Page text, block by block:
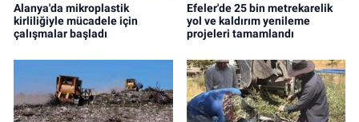
Alanya'da mikroplastik
kirliliğiyle mücadele için
çalışmalar başladı
Efeler'de 25 bin metrekarelik
yol ve kaldırım yenileme
projeleri tamamlandı